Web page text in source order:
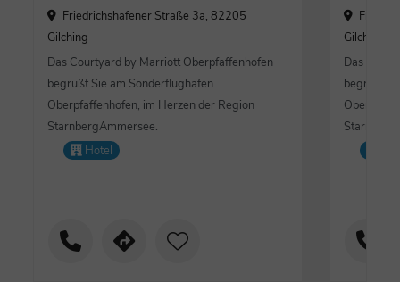
Friedrichshafener Straße 3a, 82205
Gilching
Das Courtyard by Marriott Oberpfaffenhofen
begrüßt Sie am Sonderflughafen
Oberpfaffenhofen, im Herzen der Region
StarnbergAmmersee.
Hotel
Gilching
Das
begrüßt